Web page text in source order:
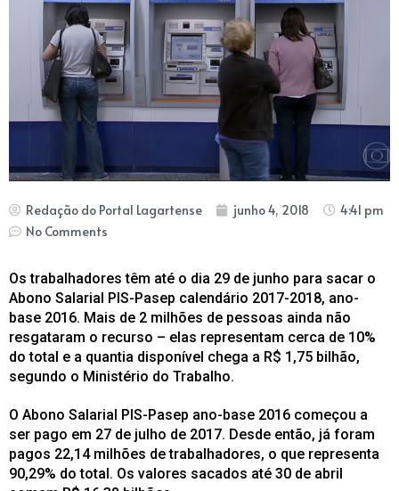
Redação do Portal Lagartense junho 4, 2018
4:41 pm
No Comments
Os trabalhadores têm até o dia 29 de junho para sacar o
Abono Salarial PIS-Pasep calendário 2017-2018, ano-
base 2016. Mais de 2 milhões de pessoas ainda não
resgataram o recurso – elas representam cerca de 10%
do total e a quantia disponível chega a R$ 1,75 bilhão,
segundo o Ministério do Trabalho.
O Abono Salarial PIS-Pasep ano-base 2016 começou a
ser pago em 27 de julho de 2017. Desde então, já foram
pagos 22,14 milhões de trabalhadores, o que representa
90,29% do total. Os valores sacados até 30 de abril